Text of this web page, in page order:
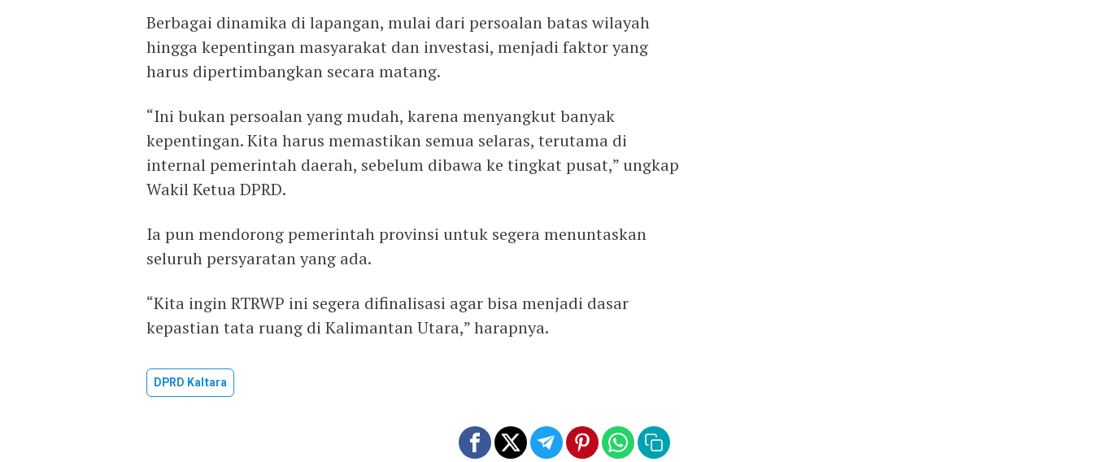
Berbagai dinamika di lapangan, mulai dari persoalan batas wilayah
hingga kepentingan masyarakat dan investasi, menjadi faktor yang
harus dipertimbangkan secara matang.
“Ini bukan persoalan yang mudah, karena menyangkut banyak
kepentingan. Kita harus memastikan semua selaras, terutama di
internal pemerintah daerah, sebelum dibawa ke tingkat pusat,” ungkap
Wakil Ketua DPRD.
Ia pun mendorong pemerintah provinsi untuk segera menuntaskan
seluruh persyaratan yang ada.
“Kita ingin RTRWP ini segera difinalisasi agar bisa menjadi dasar
kepastian tata ruang di Kalimantan Utara,” harapnya.
DPRD Kaltara